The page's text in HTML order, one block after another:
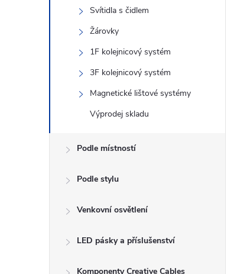
Svítidla s čidlem
Žárovky
1F kolejnicový systém
3F kolejnicový systém
Magnetické lištové systémy
Výprodej skladu
Podle místností
Podle stylu
Venkovní osvětlení
LED pásky a příslušenství
Komponenty Creative Cables